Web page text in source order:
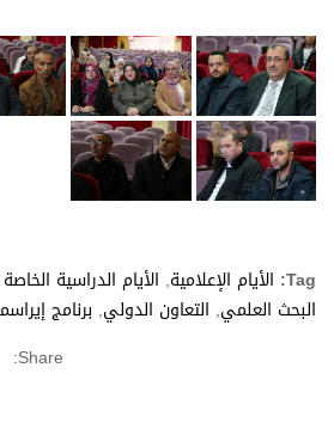
Tag: الأيام الإعلامية, الأيام الدراسية
البحث العلمي, التعاون الدولي, برنامج
Share: